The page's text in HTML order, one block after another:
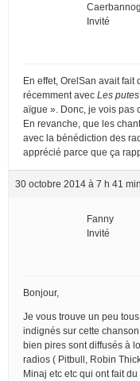
Caerbannog
Invité
En effet, OrelSan avait fait
récemment avec Les
aïgue ». Donc, je vois pas
En revanche, que les
avec la bénédiction des
apprécié parce que ça
30 octobre 2014 à 7 h 41 min
Fanny
Invité
Bonjour,
Je vous trouve un peu
indignés sur cette
bien pires sont diffusés à
radios ( Pitbull, Robin
Minaj etc etc qui ont fait